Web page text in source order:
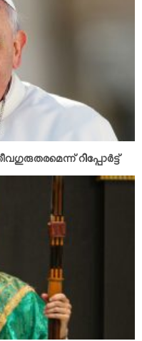
റിപ്പോര്‍ട്ട്